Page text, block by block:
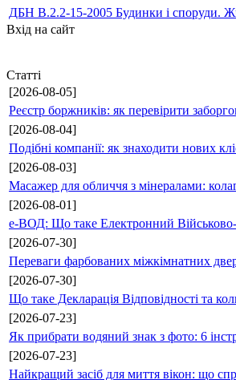
ДБН В.2.2-15-2005 Будинки і споруди.
Вхід на сайт
Статті
[2026-08-05]
Реєстр боржників: як перевірити
[2026-08-04]
Подібні компанії: як знаходити нових
[2026-08-03]
Масажер для обличчя з мінералами:
[2026-08-01]
е-ВОД: Що таке Електронний
[2026-07-30]
Переваги фарбованих міжкімнатних
[2026-07-30]
Що таке Декларація Відповідності та
[2026-07-23]
Як прибрати водяний знак з фото: 6
[2026-07-23]
Найкращий засіб для миття вікон: що